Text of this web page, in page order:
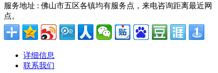
服务地址 : 佛山市五区各镇均有服务点，来电咨询距离最近网
点。
详细信息
联系我们